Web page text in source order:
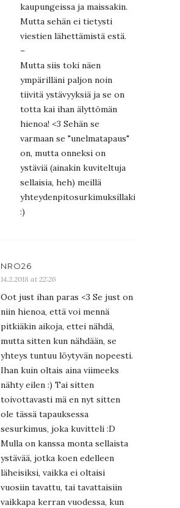
kaupungeissa ja maissakin.
Mutta sehän ei tietysti
viestien lähettämistä estä.
–
Mutta siis toki näen
ympärilläni paljon noin
tiivitä ystävyyksiä ja se on
totta kai ihan älyttömän
hienoa! <3 Sehän se
varmaan se "unelmatapaus"
on, mutta onneksi on
ystäviä (ainakin kuviteltuja
sellaisia, heh) meillä
yhteydenpitosurkimuksillakin
:)
NRO26
14.2.2018 at 22:26
Oot just ihan paras <3 Se just on
niin hienoa, että voi mennä
pitkiäkin aikoja, ettei nähdä,
mutta sitten kun nähdään, se
yhteys tuntuu löytyvän nopeesti.
Ihan kuin oltais aina viimeeks
nähty eilen :) Tai sitten
toivottavasti mä en nyt sitten
ole tässä tapauksessa
sesurkimus, joka kuvitteli :D
Mulla on kanssa monta sellaista
ystävää, jotka koen edelleen
läheisiksi, vaikka ei oltaisi
vuosiin tavattu, tai tavattaisiin
vaikkapa kerran vuodessa, kun